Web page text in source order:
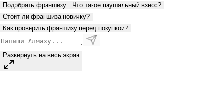
Подобрать франшизу
Что такое паушальный взнос?
Стоит ли франшиза новичку?
Как проверить франшизу перед покупкой?
Развернуть на весь экран